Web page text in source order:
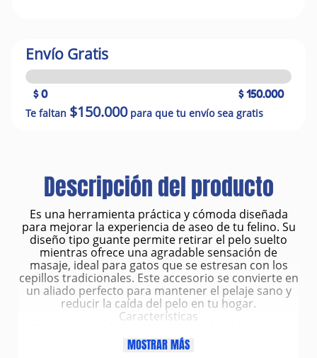
Envío Gratis
$ 0 $ 150.000
Te faltan $150.000para que tu envío sea gratis
Descripción del producto
Es una herramienta práctica y cómoda diseñada
para mejorar la experiencia de aseo de tu felino. Su
diseño tipo guante permite retirar el pelo suelto
mientras ofrece una agradable sensación de
masaje, ideal para gatos que se estresan con los
cepillos tradicionales. Este accesorio se convierte en
un aliado perfecto para mantener el pelaje sano y
reducir la caída del pelo en tu hogar.
Características
cómodo para el cuidador.
Superficie con suaves cerdas de silicona que
MOSTRAR MÁS